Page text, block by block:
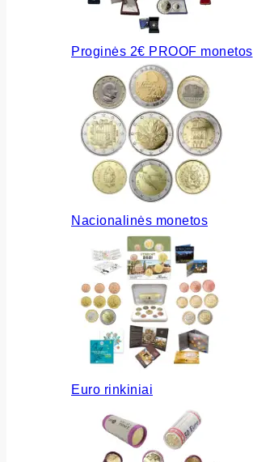
Proginės 2€ PROOF monetos
Nacionalinės monetos
Euro rinkiniai